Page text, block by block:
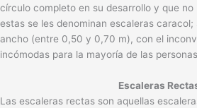
círculo completo en su desarrollo y que no
estas se les denominan escaleras
ancho (entre 0,50 y 0,70 m), con el
incómodas para la mayoría de las
Escaleras
Las escaleras rectas son aquellas